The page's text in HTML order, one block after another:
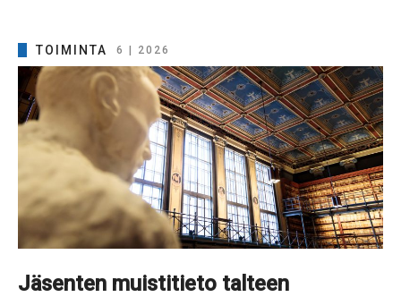
TOIMINTA 6 | 2026
Jäsenten muistitieto talteen